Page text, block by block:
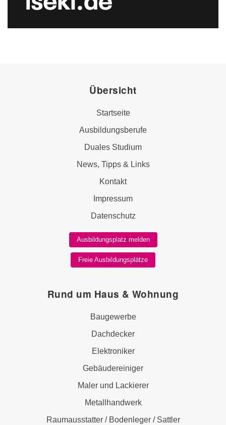
Übersicht
Startseite
Ausbildungsberufe
Duales Studium
News, Tipps & Links
Kontakt
Impressum
Datenschutz
Ausbildungsplatz melden
Freie Ausbildungsplätze
Rund um Haus & Wohnung
Baugewerbe
Dachdecker
Elektroniker
Gebäudereiniger
Maler und Lackierer
Metallhandwerk
Raumausstatter / Bodenleger / Sattler